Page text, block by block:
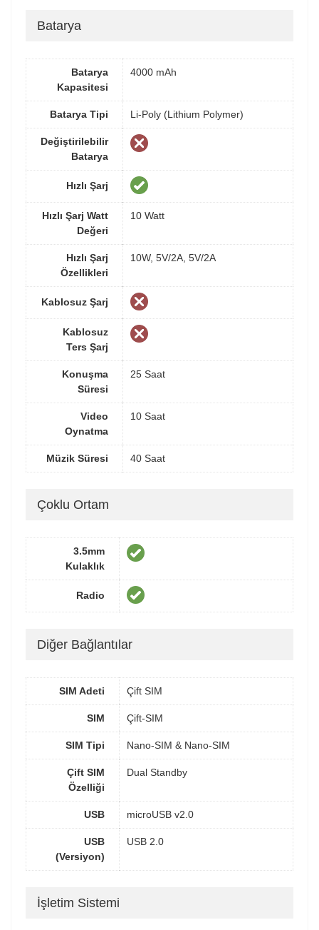
Batarya
Batarya
Kapasitesi
4000 mAh
Batarya Tipi Li-Poly (Lithium Polymer)
Değiştirilebilir
Batarya
Hızlı Şarj
Hızlı Şarj Watt
Değeri
10 Watt
Hızlı Şarj
Özellikleri
10W, 5V/2A, 5V/2A
Kablosuz Şarj
Kablosuz
Ters Şarj
Konuşma
Süresi
25 Saat
Video
Oynatma
10 Saat
Müzik Süresi 40 Saat
Çoklu Ortam
3.5mm
Kulaklık
Radio
Diğer Bağlantılar
SIM Adeti Çift SIM
SIM Çift-SIM
SIM Tipi Nano-SIM & Nano-SIM
Çift SIM
Özelliği
Dual Standby
USB microUSB v2.0
USB
(Versiyon)
USB 2.0
İşletim Sistemi